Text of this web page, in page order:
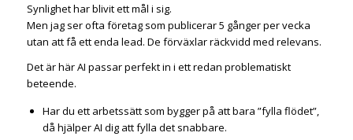
Synlighet har blivit ett mål i sig.
Men jag ser ofta företag som publicerar 5 gånger per vecka
utan att få ett enda lead. De förväxlar räckvidd med relevans.
Det är här AI passar perfekt in i ett redan problematiskt
beteende.
Har du ett arbetssätt som bygger på att bara ”fylla flödet”,
då hjälper AI dig att fylla det snabbare.